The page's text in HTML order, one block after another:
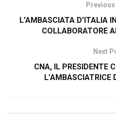
L’AMBASCIATA D’ITALIA
COLLABORATORE
Next
CNA, IL PRESIDENTE
L’AMBASCIATRICE